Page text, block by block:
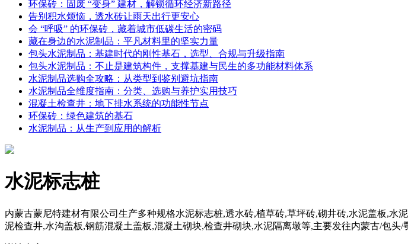
环保砖：固废 “变身” 建材，解锁循环经济新路径
告别积水烦恼，透水砖让雨天出行更安心
会 “呼吸” 的环保砖，藏着城市低碳生活的密码
藏在身边的水泥制品：平凡材料里的坚实力量
包头水泥制品：基建时代的刚性基石，选型、合规与升级指南
包头水泥制品：不止是建筑构件，支撑基建与民生的多功能材料体系
水泥制品选购全攻略：从类型到鉴别避坑指南
水泥制品全维度指南：分类、选购与养护实用技巧
混凝土检查井：地下排水系统的功能性节点
环保砖：绿色建筑的基石
水泥制品：从生产到应用的解析
水泥标志桩
内蒙古蒙尼特建材有限公司生产多种规格水泥标志桩,透水砖,植草砖,草坪砖,砌井砖,水泥盖板,
泥检查井,水沟盖板,钢筋混凝土盖板,混凝土砌块,检查井砌块,水泥隔离墩等,主要发往内蒙古/包头